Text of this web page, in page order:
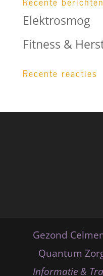
Elektrosmog
Fitness &
Recente reacties
Gezond
Quantum
Informatie &